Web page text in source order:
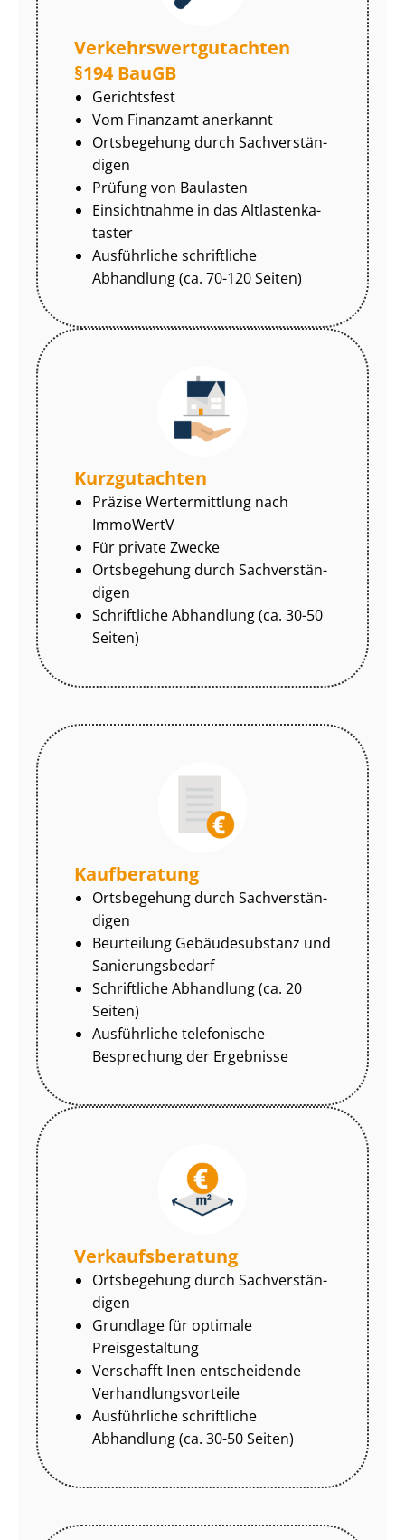
Ver­kehrs­wert­gut­ach­ten
§194 BauGB
Gerichtsfest
Vom Finanzamt anerkannt
Ortsbegehung durch Sach­ver­stän­
di­gen
Prüfung von Baulasten
Einsichtnahme in das Alt­las­ten­ka­
tas­ter
Ausführliche schriftliche
Abhandlung (ca. 70-120 Seiten)
Kurzgutachten
Präzise Wertermittlung nach
ImmoWertV
Für private Zwecke
Ortsbegehung durch Sach­ver­stän­
di­gen
Schriftliche Abhandlung (ca. 30-50
Seiten)
Kaufberatung
Ortsbegehung durch Sach­ver­stän­
di­gen
Beurteilung Gebäudesubstanz und
Sa­nie­rungs­be­darf
Schriftliche Abhandlung (ca. 20
Seiten)
Ausführliche telefonische
Besprechung der Ergebnisse
Ver­kaufs­be­ra­tung
Ortsbegehung durch Sach­ver­stän­
di­gen
Grundlage für optimale
Preisgestaltung
Verschafft Inen entscheidende
Ver­hand­lungs­vor­tei­le
Ausführliche schriftliche
Abhandlung (ca. 30-50 Seiten)